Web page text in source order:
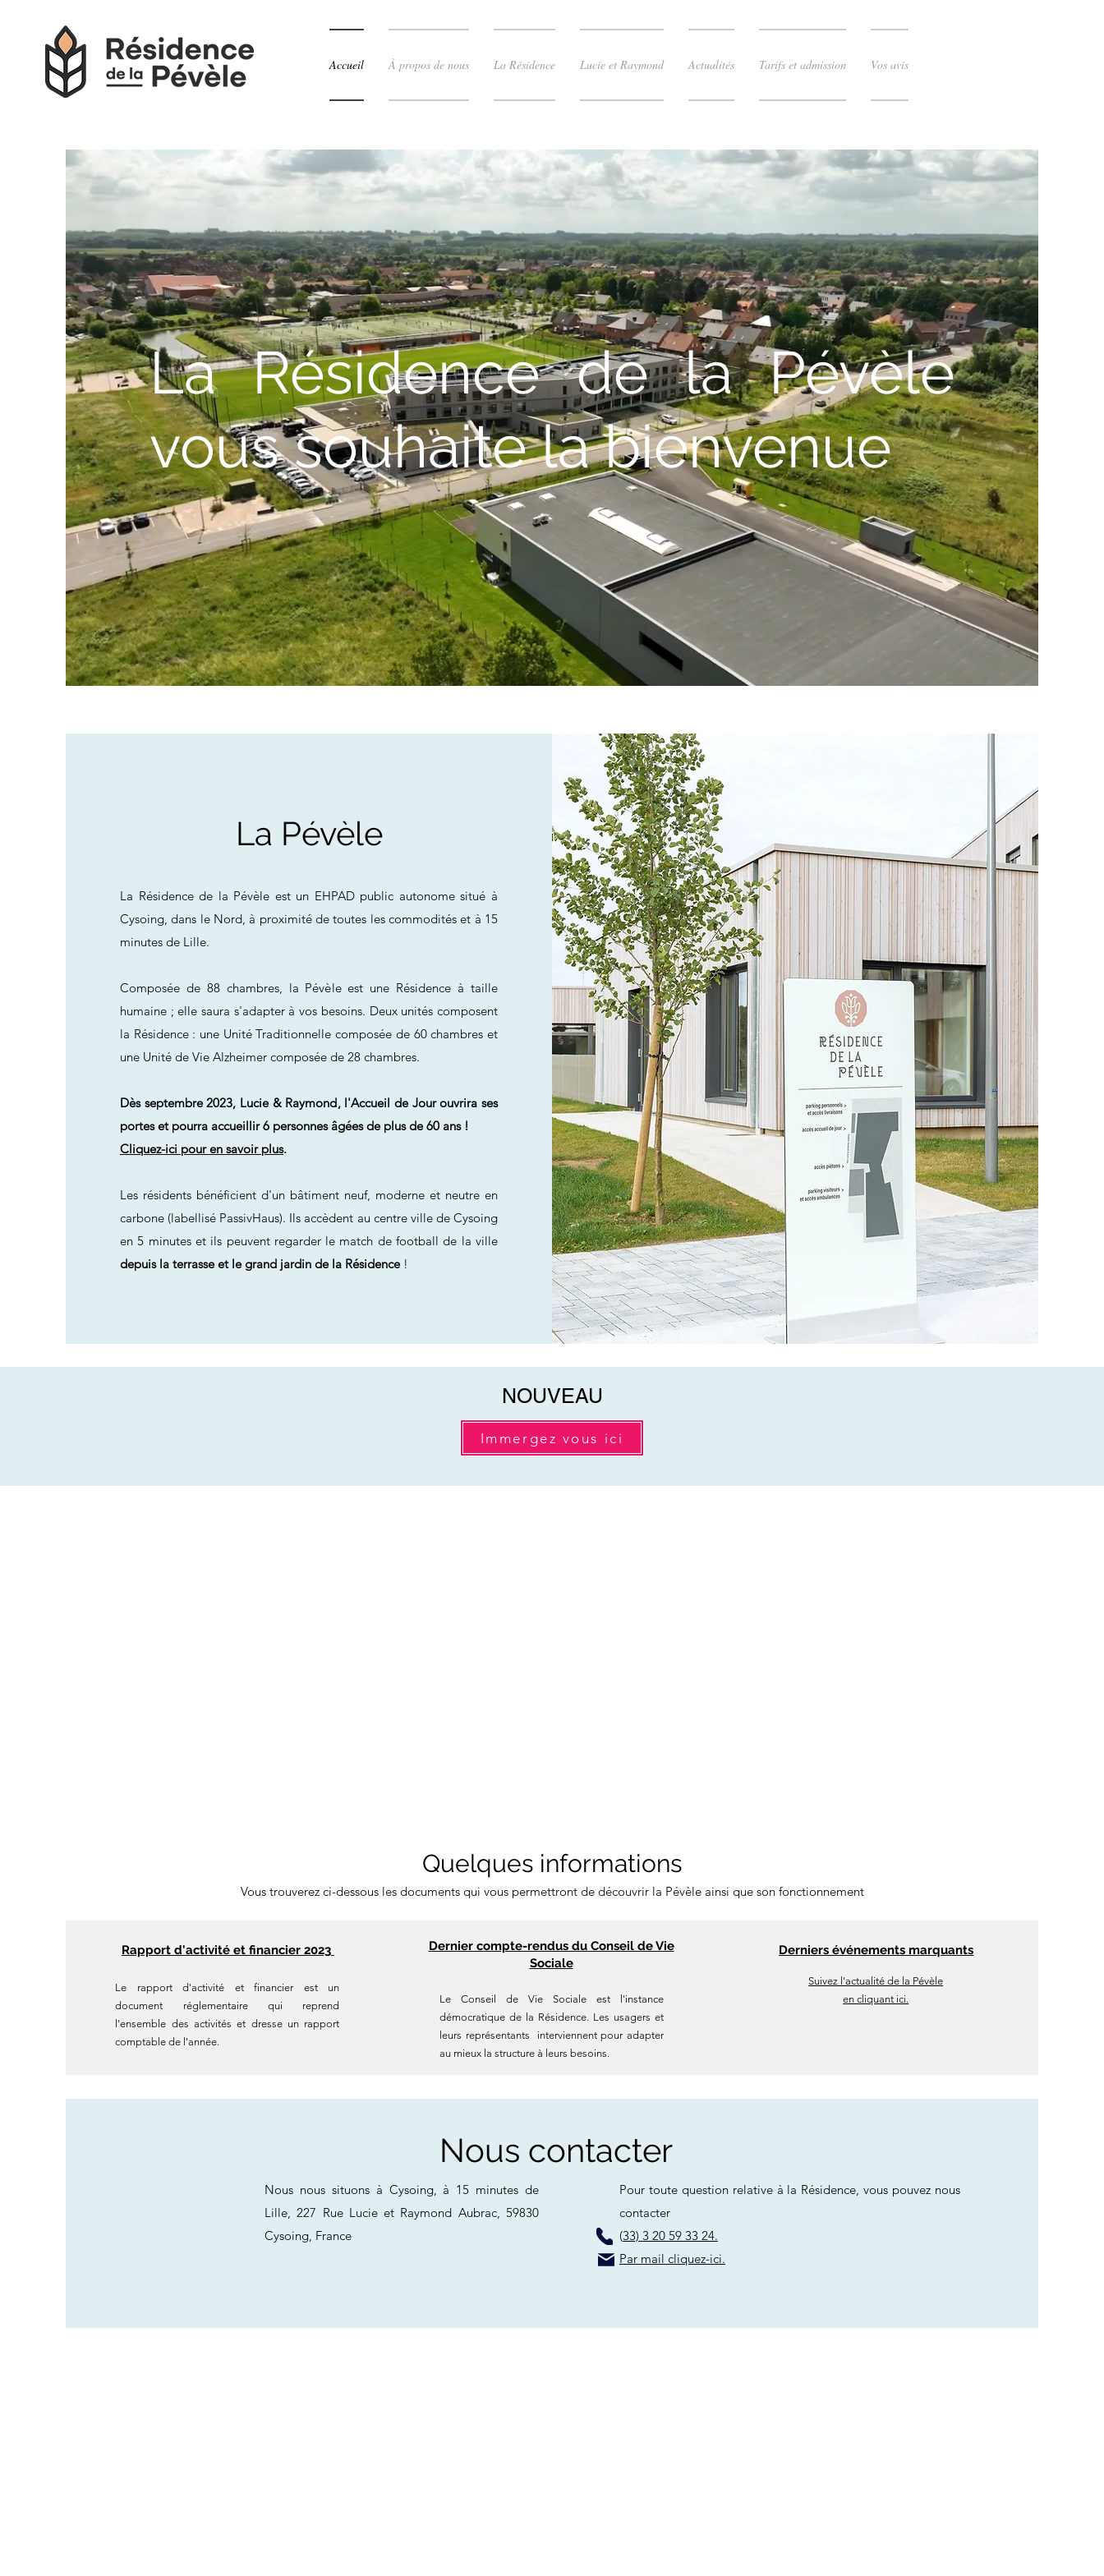
Accueil À propos de nous La Résidence Lucie et Raymond Actualités Tarifs et admission Vos avis
La Résidence de la Pévèle
vous souhaite la bienvenue
La Pévèle
La Résidence de la Pévèle est un EHPAD public autonome situé à
Cysoing, dans le Nord, à proximité de toutes les commodités et à 15
minutes de Lille.
Composée de 88 chambres, la Pévèle est une Résidence à taille
humaine ; elle saura s'adapter à vos besoins. Deux unités composent
la Résidence : une Unité Traditionnelle composée de 60 chambres et
une Unité de Vie Alzheimer composée de 28 chambres.
Dès septembre 2023, Lucie & Raymond, l'Accueil de Jour ouvrira ses
portes et pourra accueillir 6 personnes âgées de plus de 60 ans !
Cliquez-ici pour en savoir plus.
Les résidents bénéficient d'un bâtiment neuf, moderne et neutre en
carbone (labellisé PassivHaus). Ils accèdent au centre ville de Cysoing
en 5 minutes et ils peuvent regarder le match de football de la ville
depuis la terrasse et le grand jardin de la Résidence!
NOUVEAU
Immergez vous ici
Vous trouverez ci-dessous les documents qui vous permettront de découvrir la Pévèle ainsi que son fonctionnement
Quelques informations
Rapport d'activité et financier 2023
Le rapport d'activité et financier est un
document réglementaire qui reprend
l'ensemble des activités et dresse un rapport
comptable de l'année.
Dernier compte-rendus du Conseil de Vie
Sociale
Le Conseil de Vie Sociale est l'instance
démocratique de la Résidence. Les usagers et
leurs représentants interviennent pour adapter
au mieux la structure à leurs besoins.
Derniers événements marquants
Suivez l'actualité de la Pévèle
en cliquant ici.
Nous nous situons à Cysoing, à 15 minutes de
Lille,227 Rue Lucie et Raymond Aubrac, 59830
Cysoing, France
Pour toute question relative à la Résidence, vous pouvez nous
contacter
(33) 3 20 59 33 24.
Par mail cliquez-ici.
Nous contacter